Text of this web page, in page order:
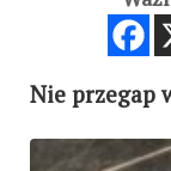
Nie przegap